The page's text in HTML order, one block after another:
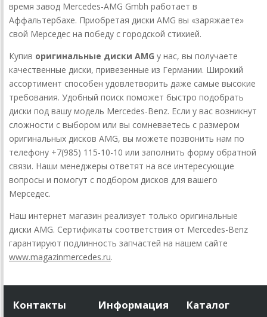
время завод Mercedes-AMG Gmbh работает в
Аффальтербахе. Приобретая диски AMG вы «заряжаете»
свой Мерседес на победу с городской стихией.
Купив оригинальные диски AMG у нас, вы получаете
качественные диски, привезенные из Германии. Широкий
ассортимент способен удовлетворить даже самые высокие
требования. Удобный поиск поможет быстро подобрать
диски под вашу модель Mercedes-Benz. Если у вас возникнут
сложности с выбором или вы сомневаетесь с размером
оригинальных дисков AMG, вы можете позвонить нам по
телефону +7(985) 115-10-10 или заполнить форму обратной
связи. Наши менеджеры ответят на все интересующие
вопросы и помогут с подбором дисков для вашего
Мерседес.
Наш интернет магазин реализует только оригинальные
диски AMG. Сертификаты соответствия от Mercedes-Benz
гарантируют подлинность запчастей на нашем сайте
www.magazinmercedes.ru.
Контакты Информация Каталог